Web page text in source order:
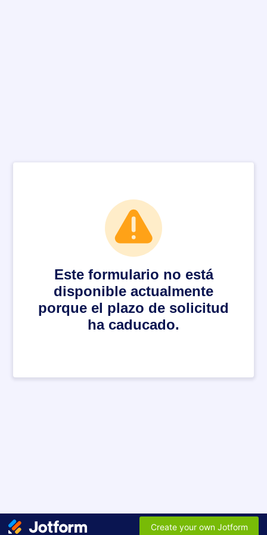
Este formulario no está
disponible actualmente
porque el plazo de solicitud
ha caducado.
Create your own Jotform